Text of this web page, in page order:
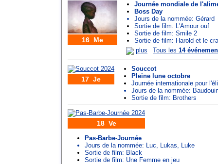
16 Me
Journée mondiale de
Boss Day
Jours de la nommée: Gérard
Sortie de film: L'Amour ouf
Sortie de film: Smile 2
Sortie de film: Harold et le
plus
Tous les 14
17 Je
Souccot
Pleine lune octobre
Journée internationale pour
Jours de la nommée:
Sortie de film: Brothers
18 Ve
Pas-Barbe-Journée
Jours de la nommée: Luc Lukas
Luke
Sortie de film: Black
Sortie de film: Une Femme en jeu